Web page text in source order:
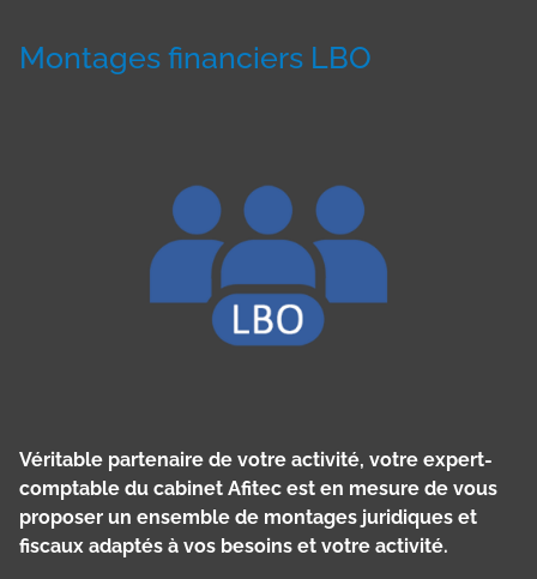
Montages financiers LBO
Véritable partenaire de votre activité, votre expert-
comptable du cabinet Afitec est en mesure de vous
proposer un ensemble de montages juridiques et
fiscaux adaptés à vos besoins et votre activité.